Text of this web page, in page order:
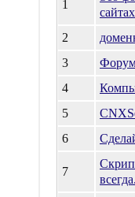
1
2
3
Форум
4
5
6
7
всегда.